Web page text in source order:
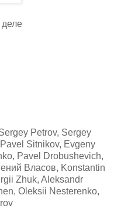
Petrov, Sergey
Sitnikov, Evgeny
Pavel Drobushevich,
Власов, Konstantin
Zhuk, Aleksandr
Oleksii Nesterenko,